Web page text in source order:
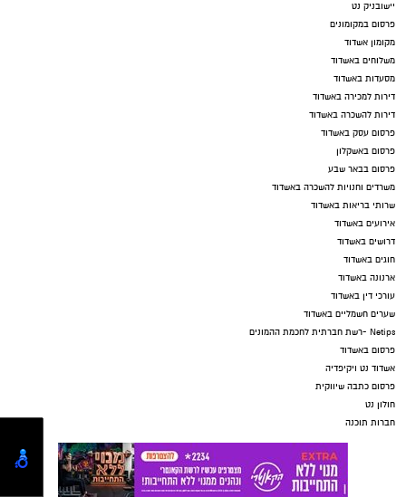
יישובניק נט
פרסום במקומונים
מקומון אשדוד
משלוחים באשדוד
מסעדות באשדוד
דירות למכירה באשדוד
דירות להשכרה באשדוד
פרסום עסק באשדוד
פרסום באשקלון
פרסום בבאר שבע
משרדים וחנויות להשכרה באשדוד
שרותי בריאות באשדוד
אירועים באשדוד
דרושים באשדוד
חוגים באשדוד
ארנונה באשדוד
עורכי דין באשדוד
שערים חשמליים באשדוד
Netips -רשת חברתית לחכמת ההמונים
פרסום באשדוד
אשדוד נט ויקיפדיה
פרסום כתבה שיווקית
חולון נט
חברות תוכנה